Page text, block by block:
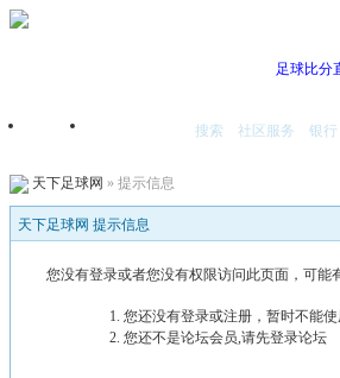
足球比分
首页 搜索 社区服务 银行
天下足球网 » 提示信息
天下足球网 提示信息
您没有登录或者您没有权限访问此页面，可能
您还没有登录或注册，暂时不能
您还不是论坛会员,请先登录论坛